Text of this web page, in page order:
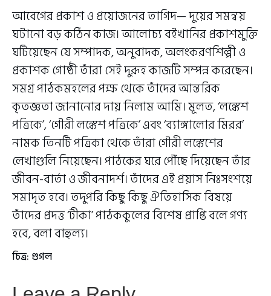
আবেগের প্রকাশ ও প্রয়োজনের তাগিদ— দুয়ের সমন্বয়
ঘটানো বড় কঠিন কাজ। আলোচ্য বইখানির প্রকাশমুক্তি
ঘটিয়েছেন যে সম্পাদক, অনুবাদক, অলংকরণশিল্পী ও
প্রকাশক গোষ্ঠী তাঁরা সেই দুরূহ কাজটি সম্পন্ন করেছেন।
সমগ্র পাঠকমহলের পক্ষ থেকে তাঁদের আন্তরিক
কৃতজ্ঞতা জানানোর দায় নিলাম আমি। মূলত, ‘লঙ্কেশ
পত্রিকে’, ‘গৌরী লঙ্কেশ পত্রিকে’ এবং ‘ব্যাঙ্গালোর মিরর’
নামক তিনটি পত্রিকা থেকে তাঁরা গৌরী লঙ্কেশের
লেখাগুলি নিয়েছেন। পাঠকের ঘরে পৌঁছে দিয়েছেন তাঁর
জীবন-বার্তা ও জীবনাদর্শ। তাঁদের এই প্রয়াস নিঃসংশয়ে
সমাদৃত হবে। তদুপরি কিছু কিছু ঐতিহাসিক বিষয়ে
তাঁদের প্রদত্ত ‘টীকা’ পাঠককুলের বিশেষ প্রাপ্তি বলে গণ্য
হবে, বলা বাহুল্য।
চিত্র: গুগল